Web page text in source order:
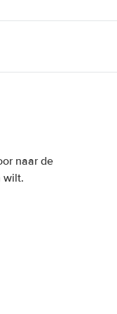
naar de
wilt.